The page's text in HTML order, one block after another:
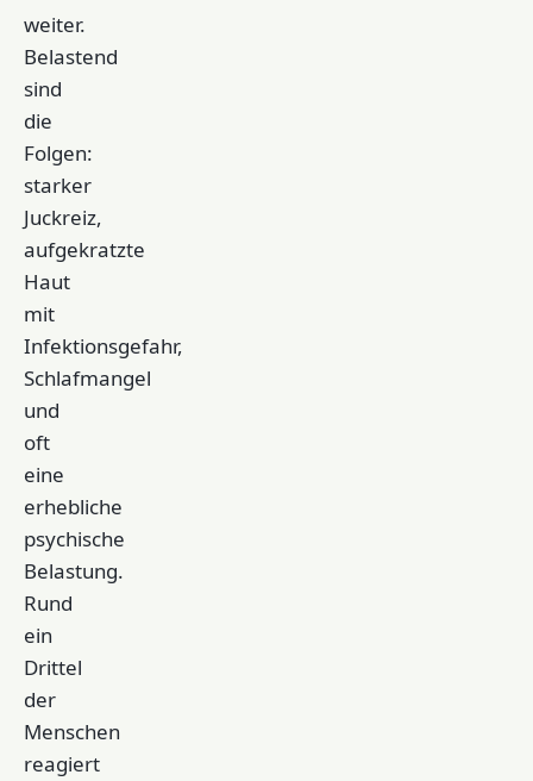
weiter.
Belastend
sind
die
Folgen:
starker
Juckreiz,
aufgekratzte
Haut
mit
Infektionsgefahr,
Schlafmangel
und
oft
eine
erhebliche
psychische
Belastung.
Rund
ein
Drittel
der
Menschen
reagiert